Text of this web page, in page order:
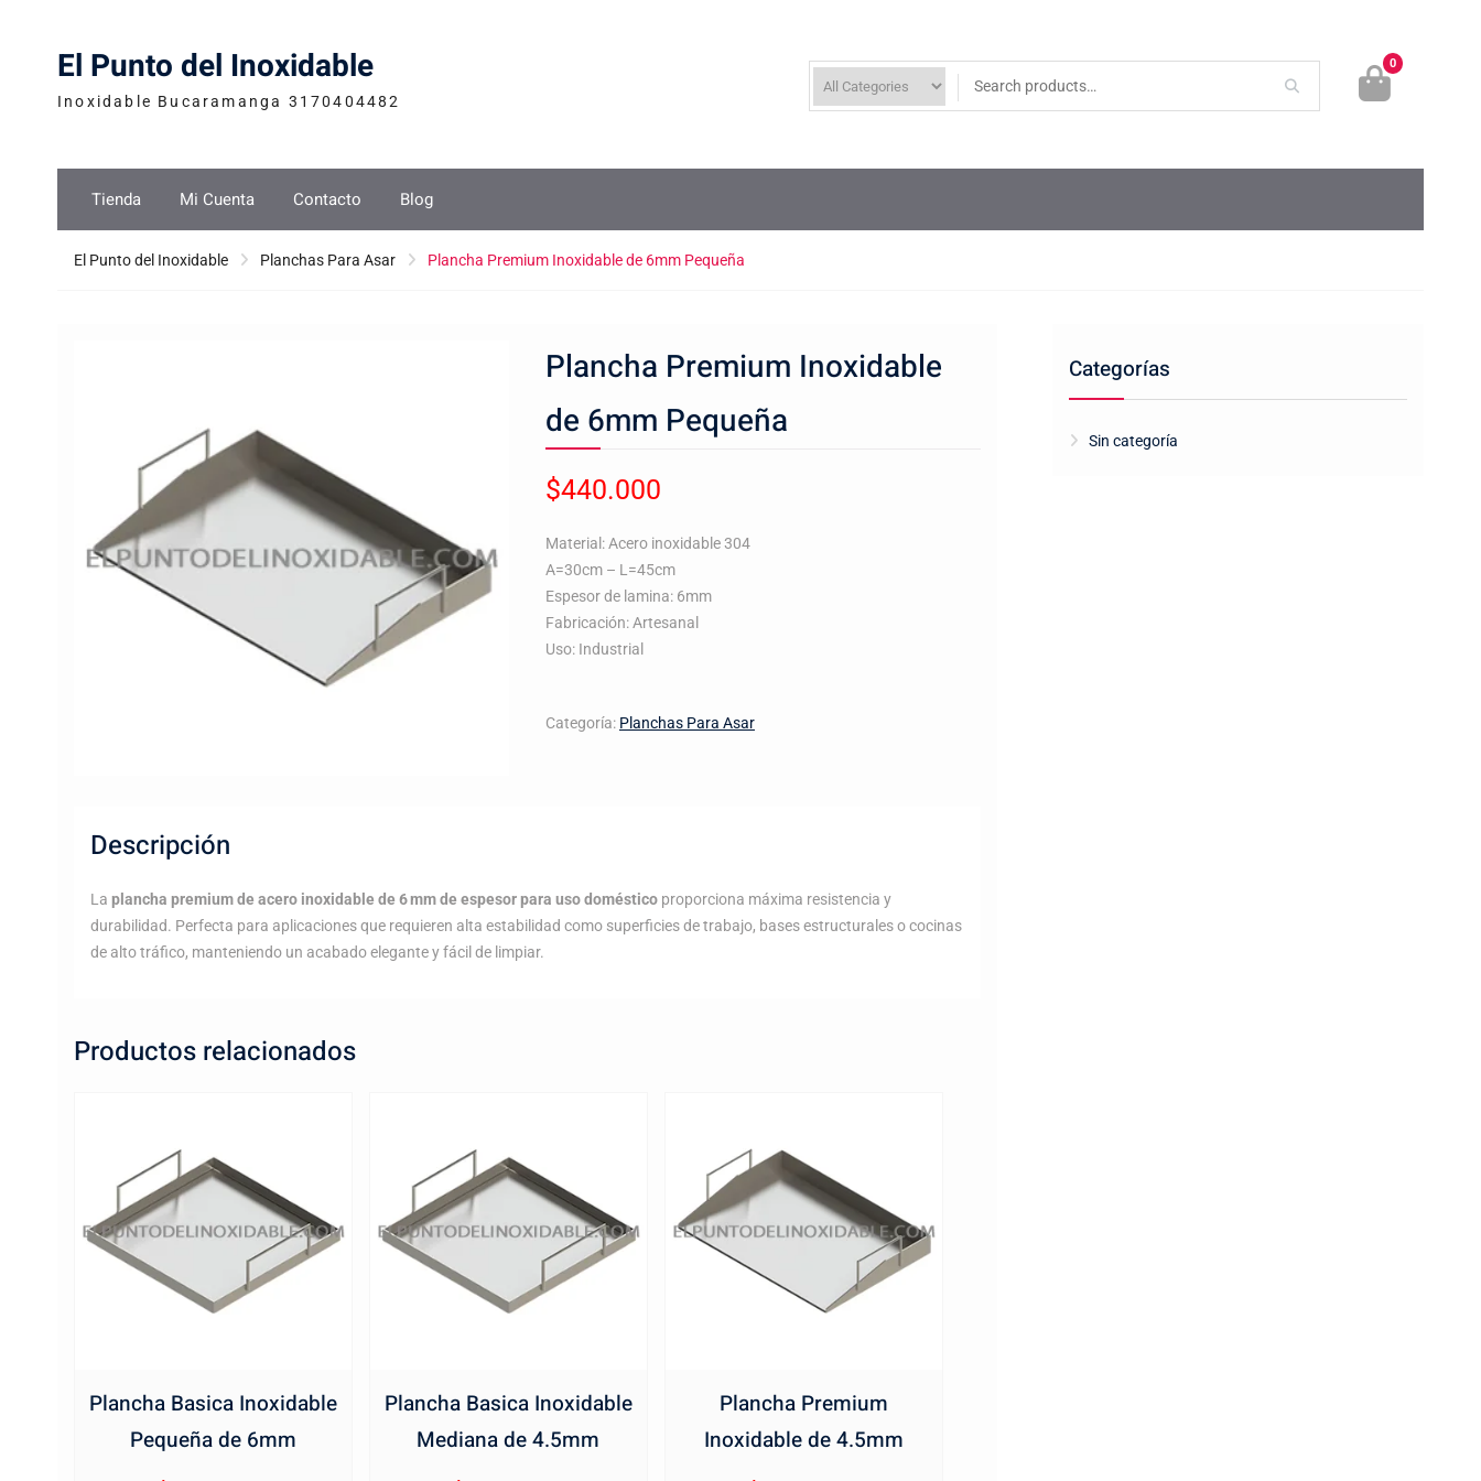
El Punto del Inoxidable
Inoxidable Bucaramanga 3170404482
0
Tienda Mi Cuenta Contacto Blog
El Punto del Inoxidable Planchas Para Asar Plancha Premium Inoxidable de 6mm Pequeña
Plancha Premium Inoxidable
de 6mm Pequeña
$440.000
Material: Acero inoxidable 304
A=30cm – L=45cm
Espesor de lamina: 6mm
Fabricación: Artesanal
Uso: Industrial
Categoría: Planchas Para Asar
Descripción
La plancha premium de acero inoxidable de 6 mm de espesor para uso doméstico proporciona máxima resistencia y
durabilidad. Perfecta para aplicaciones que requieren alta estabilidad como superficies de trabajo, bases estructurales o cocinas
de alto tráfico, manteniendo un acabado elegante y fácil de limpiar.
Productos relacionados
Plancha Basica Inoxidable
Pequeña de 6mm
Plancha Basica Inoxidable
Mediana de 4.5mm
Plancha Premium
Inoxidable de 4.5mm
Categorías
Sin categoría